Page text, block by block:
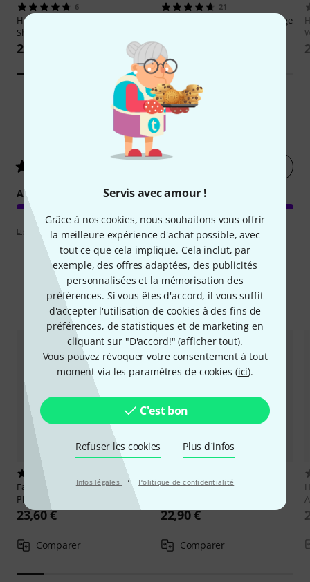
Servis avec amour !
Grâce à nos cookies, nous souhaitons vous offrir
la meilleure expérience d'achat possible, avec
tout ce que cela implique. Cela inclut, par
exemple, des offres adaptées, des publicités
personnalisées et la mémorisation des
préférences. Si vous êtes d'accord, il vous suffit
d'accepter l'utilisation de cookies à des fins de
préférences, de statistiques et de marketing en
cliquant sur "D'accord!" (afficher tout).
Vous pouvez révoquer votre consentement à tout
moment via les paramètres de cookies (ici).
C'est bon
Refuser les cookies Plus d´infos
Infos légales · Politique de confidentialité
6
Hal Leonard
Should Bass
22,90 €
21
Maiden Voyage
Évaluations des clients
ARRANGEMENT
Lignes directrices d'évaluation
Comparez les alternatives
Faber Music
Guns N´ Roses Bass
Play-Along
23,60 €
Comparer
Hal LeonardFirst 50 Songs You
22,90 €
Comparer